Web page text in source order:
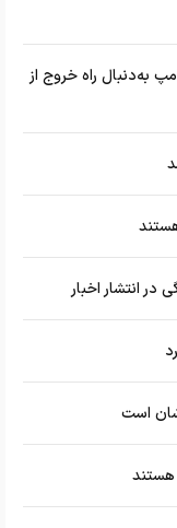
به‌دنبال راه خروج از
انتشار اخبار
است
هستند